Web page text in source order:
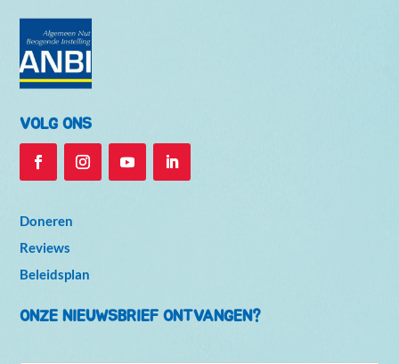
VOLG ONS
Doneren
Reviews
Beleidsplan
ONZE NIEUWSBRIEF ONTVANGEN?